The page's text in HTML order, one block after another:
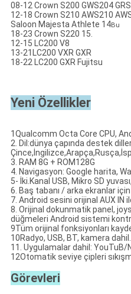
08-12 Crown S200 GWS204
12-18 Crown S210 AWS210
Saloon Majesta Athlete 14Bu
18-23 Crown S220 15.
12-15 LC200 V8
13-21LC200 VXR GXR
18-22 LC200 GXR Fujitsu
Yeni Özellikler
1Qualcomm Octa Core CPU,
2. Dil:dünya çapında destek
3. RAM 8G + ROM128G
4. Navigasyon: Google harita,
5- İki.Kanal USB, Mikro SD
6. Baş tabanı / arka ekranlar için
7. Android sesini orijinal AUX IN
8. Orijinal dokunmatik panel,
düğmeleri Android sistemi
9Tüm orijinal fonksiyonları
10Radyo, USB, BT, kamera
11. Uygulamalar dahil:
12Otomatik seviye çipleri
Görevleri